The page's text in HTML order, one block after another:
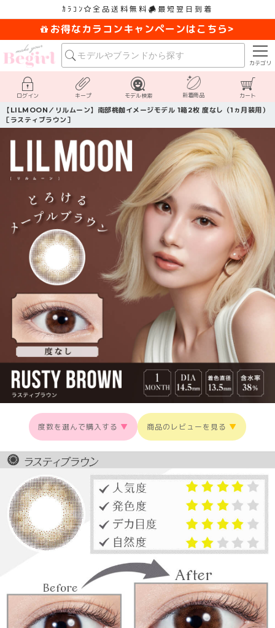
ｶﾗｺﾝ 全品送料無料 最短翌日到着
お得なカラコンキャンペーンはこちら>
カテゴリ
ログイン キープ モデル検索 新着商品 カート
【LILMOON／リルムーン】南部桃伽イメージモデル 1箱2枚 度なし（1ヵ月装用）
［ラスティブラウン］
度数を選んで購入する ▼ 商品のレビューを見る ▼